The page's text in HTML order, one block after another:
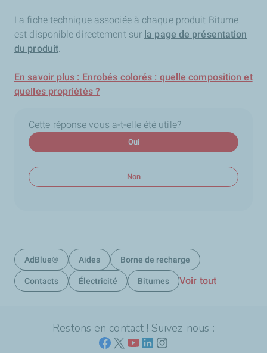
La fiche technique associée à chaque produit Bitume
est disponible directement sur la page de présentation
du produit.
En savoir plus : Enrobés colorés : quelle composition et
quelles propriétés ?
Cette réponse vous a-t-elle été utile?
Oui
Non
AdBlue® Aides Borne de recharge
Contacts Électricité Bitumes Voir tout
Restons en contact ! Suivez-nous :